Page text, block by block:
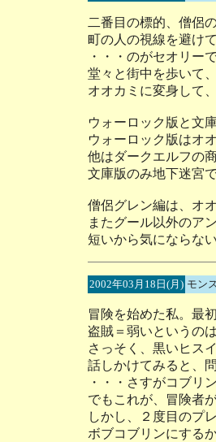
二番目の標的、僧侶
町の人の視線を避け
・・・のがセオリー
堂々と街中を歩いて
オオカミに変身して
ウォーロック版と文
ウォーロック版はオ
他はダークエルフの
文庫版のみ地下迷宮
僧侶グレン編は、オ
またグール以外のア
短いから気にならな
2002年03月18日(月) モン
冒険を始めた私。最
盗賊＝弱いというの
さっそく、黒いヒス
話しかけてみると、
・・・さすがコブリ
でもこれが、冒険者
しかし、２度目のプ
ボブコブリンにする